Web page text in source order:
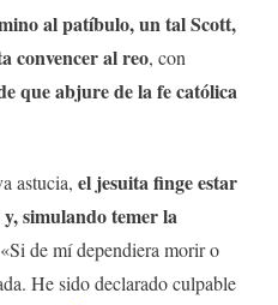
al patíbulo, un tal Scott,
convencer al reo, con
que abjure de la fe católica
astucia, el jesuita finge estar
simulando temer la
de mí dependiera morir o
He sido declarado culpable